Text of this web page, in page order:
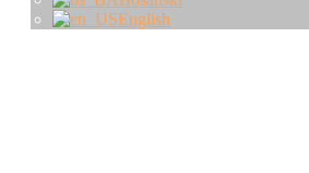
English